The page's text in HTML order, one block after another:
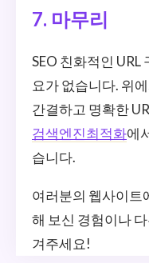
7. 마무리
SEO 친화적인 URL
요가 없습니다. 위
간결하고 명확한
검색엔진최적화에
습니다.
여러분의 웹사이트
해 보신 경험이나
겨주세요!